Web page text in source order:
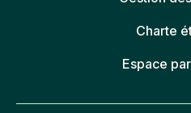
Charte
Espace